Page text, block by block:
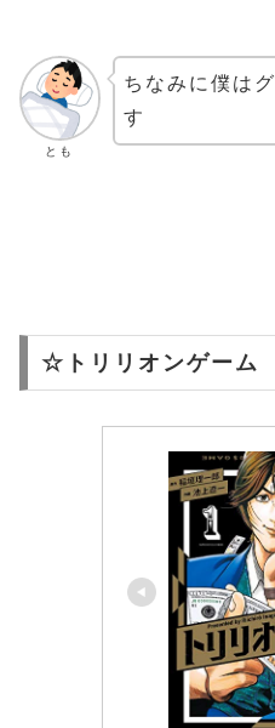
とも
ちなみに僕は
す
☆トリリオンゲーム